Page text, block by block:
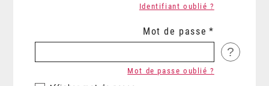
Identifiant oublié ?
Mot de passe
?
Mot de passe oublié ?